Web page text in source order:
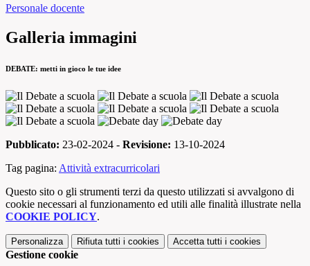
Personale docente
Galleria immagini
DEBATE: metti in gioco le tue idee
Pubblicato: 23-02-2024 - Revisione: 13-10-2024
Tag pagina: Attività extracurricolari
Questo sito o gli strumenti terzi da questo utilizzati si avvalgono di
cookie necessari al funzionamento ed utili alle finalità illustrate nella
COOKIE POLICY.
Personalizza Rifiuta tutti i cookies Accetta tutti i cookies
Gestione cookie